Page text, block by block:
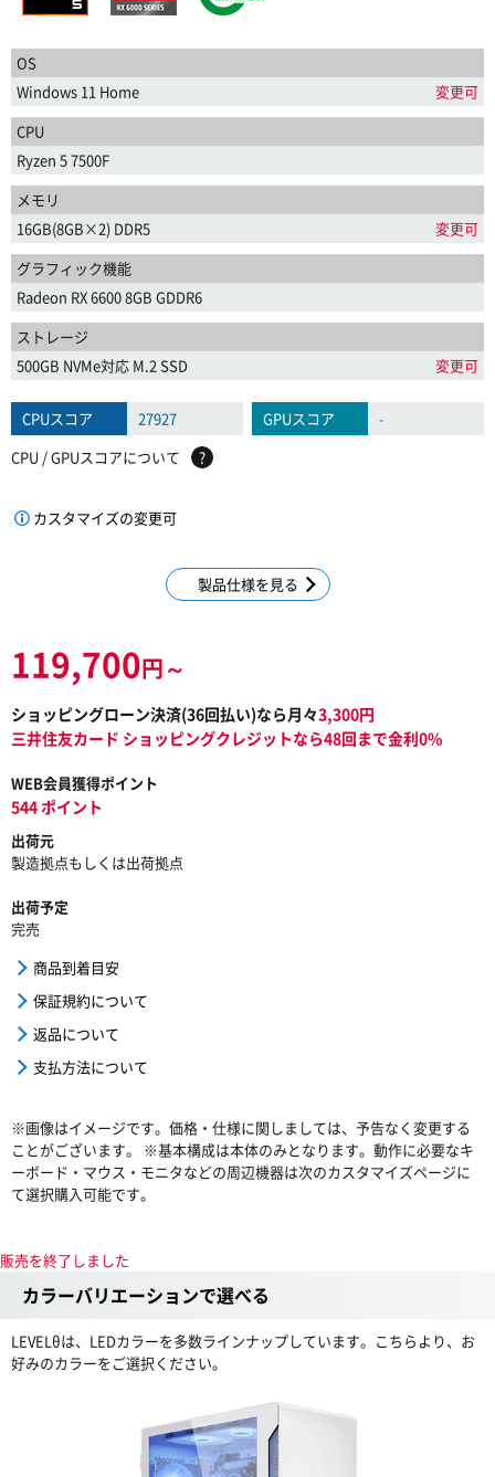
OS
Windows 11 Home
変更可
CPU
Ryzen 5 7500F
メモリ
16GB(8GB×2) DDR5
変更可
グラフィック機能
Radeon RX 6600 8GB GDDR6
ストレージ
500GB NVMe対応 M.2 SSD
変更可
CPUスコア 27927 GPUスコア
-
CPU / GPUスコアについて
?
カスタマイズの変更可
製品仕様を見る
119,700円～
ショッピングローン決済(36回払い)なら月々3,300円
三井住友カード ショッピングクレジットなら48回まで金利0%
WEB会員獲得ポイント
544 ポイント
出荷元
製造拠点もしくは出荷拠点
出荷予定
完売
商品到着目安
保証規約について
返品について
支払方法について
※画像はイメージです。価格・仕様に関しましては、予告なく変更する
ことがございます。 ※基本構成は本体のみとなります。動作に必要なキ
ーボード・マウス・モニタなどの周辺機器は次のカスタマイズページに
て選択購入可能です。
販売を終了しました
カラーバリエーションで選べる
LEVELθは、LEDカラーを多数ラインナップしています。こちらより、お
好みのカラーをご選択ください。